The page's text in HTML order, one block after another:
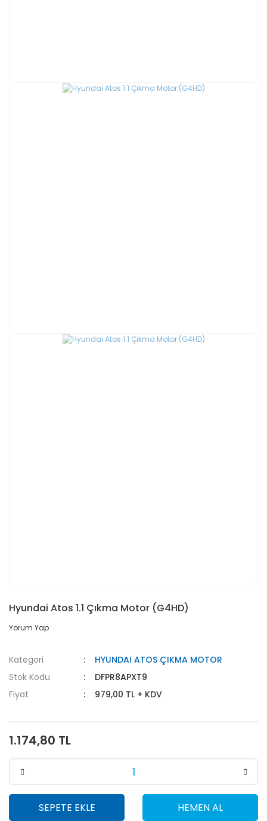
Hyundai Atos 1.1 Çıkma Motor (G4HD)
Yorum Yap
Kategori
HYUNDAI ATOS ÇIKMA MOTOR
Stok Kodu
DFPR8APXT9
Fiyat
979,00 TL + KDV
1.174,80 TL
SEPETE EKLE HEMEN AL